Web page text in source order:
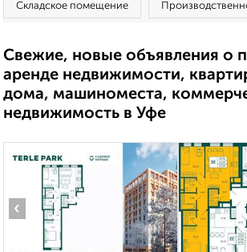
Складское помещение
Свежие, новые объявления о
аренде недвижимости,
дома, машиноместа,
недвижимость в Уфе
‹